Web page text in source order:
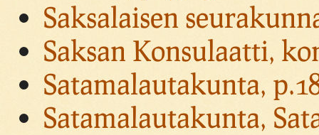
Saksalaisen
Saksan Konsulaatti,
Satamalautakunta,
Satamalautakunta,